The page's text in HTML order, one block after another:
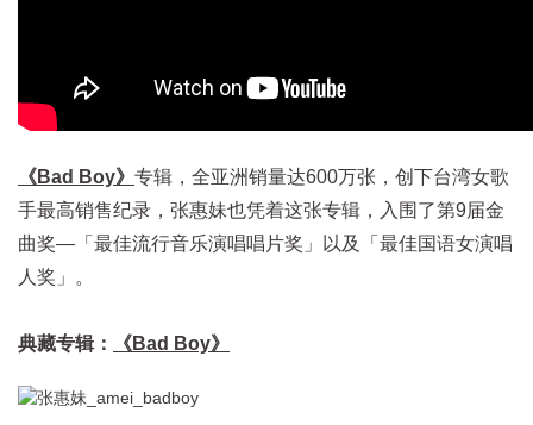
《Bad Boy》 专辑，全亚洲销量达600万张，创下台湾女歌
手最高销售纪录，张惠妹也凭着这张专辑，入围了第9届金
曲奖—「最佳流行音乐演唱唱片奖」以及「最佳国语女演唱
人奖」。
典藏专辑： 《Bad Boy》